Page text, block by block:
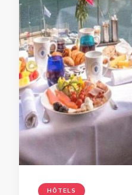
HÔTELS